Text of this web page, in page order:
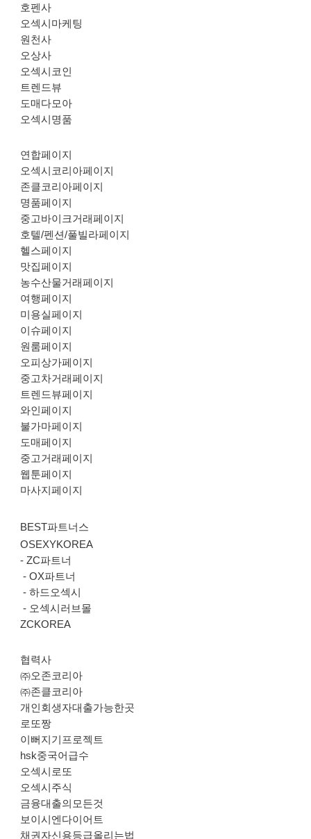
호펜사
오섹시마케팅
원천사
오상사
오섹시코인
트렌드뷰
도매다모아
오섹시명품
연합페이지
오섹시코리아페이지
존클코리아페이지
명품페이지
중고바이크거래페이지
호텔/펜션/풀빌라페이지
헬스페이지
맛집페이지
농수산물거래페이지
여행페이지
미용실페이지
이슈페이지
원룸페이지
오피상가페이지
중고차거래페이지
트렌드뷰페이지
와인페이지
불가마페이지
도매페이지
중고거래페이지
웹툰페이지
마사지페이지
BEST파트너스
OSEXYKOREA
-ZC파트너
-OX파트너
-하드오섹시
- 오섹시러브몰
ZCKOREA
협력사
㈜오존코리아
㈜존클코리아
개인회생자대출가능한곳
로또짱
이뻐지기프로젝트
hsk중국어급수
오섹시로또
오섹시주식
금융대출의모든것
보이시엔다이어트
채권자신용등급올리는법